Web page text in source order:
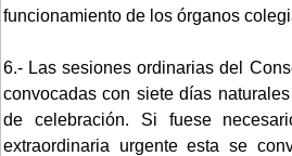
funcionamiento de los órganos
6.- Las sesiones ordinarias del
convocadas con siete días
de celebración. Si fuese
extraordinaria urgente esta se